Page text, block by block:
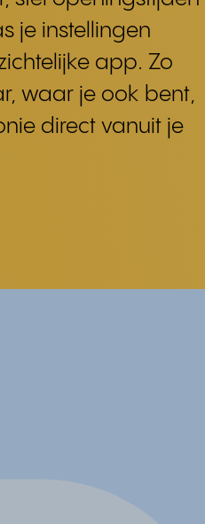
je instellingen
app. Zo
waar je ook bent,
direct vanuit je